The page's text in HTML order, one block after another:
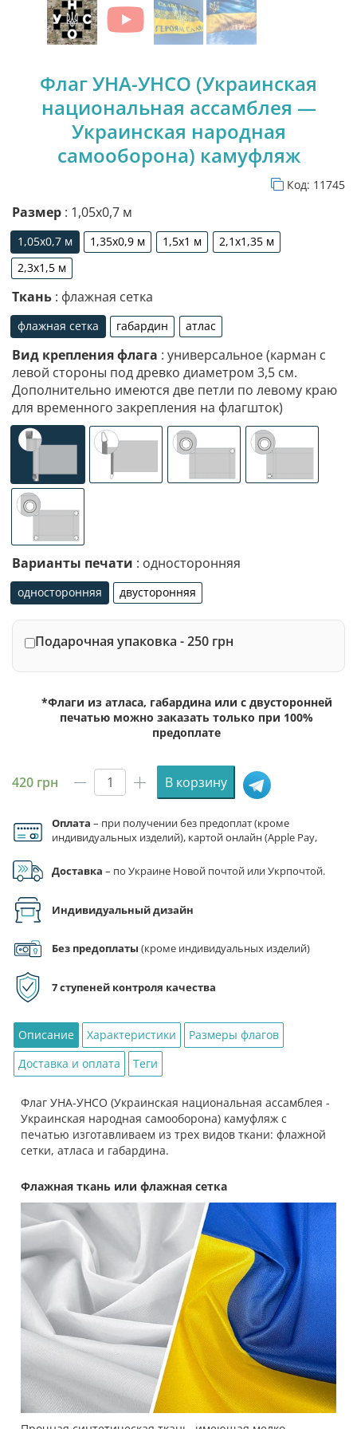
Флаг УНА-УНСО (Украинская
национальная ассамблея —
Украинская народная
самооборона) камуфляж
Код: 11745
Размер : 1,05х0,7 м
1,05х0,7 м
1,05х0,7 м
1,35х0,9 м
1,35х0,9 м
1,5х1 м
1,5х1 м
2,1х1,35 м
2,1х1,35 м
2,3х1,5 м
2,3х1,5 м
Ткань : флажная сетка
флажная сетка
флажная сетка
габардин
габардин
атлас
атлас
Вид крепления флага : универсальное (карман с
левой стороны под древко диаметром 3,5 см.
Дополнительно имеются две петли по левому краю
для временного закрепления на флагшток)
Варианты печати : односторонняя
односторонняя
односторонняя
двусторонняя
двусторонняя
Подарочная упаковка - 250 грн
*Флаги из атласа, габардина или с двусторонней
печатью можно заказать только при 100%
предоплате
420 грн
Количество
Флаг
УНА-
(Украинская
ассамблея
Украинская
самооборона)
В корзину
Оплата – при получении без предоплат (кроме
индивидуальных изделий), картой онлайн (Apple Pay,
Доставка – по Украине Новой почтой или Укрпочтой.
Индивидуальный дизайн
Без предоплаты (кроме индивидуальных изделий)
7 ступеней контроля качества
Описание Характеристики
Размеры флагов
Доставка и оплата
Теги
Флаг УНА-УНСО (Украинская национальная ассамблея -
Украинская народная самооборона) камуфляж с
печатью изготавливаем из трех видов ткани: флажной
сетки, атласа и габардина.
Флажная ткань или флажная сетка